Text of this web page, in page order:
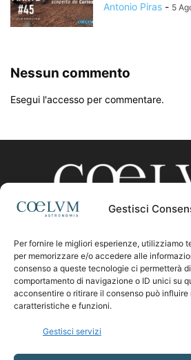
Gestisci
Per fornire le migliori esperienze, utilizziamo
per memorizzare e/o accedere alle
consenso a queste tecnologie ci permetterà
comportamento di navigazione o ID unici su
acconsentire o ritirare il consenso può
caratteristiche e funzioni.
Gestisci servizi
Antonio Piras - 5
Nessun commento
Esegui l'accesso per commentare.
CHI
Contattaci: